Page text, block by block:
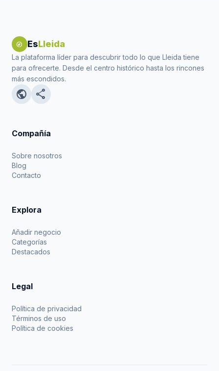
explore EsLleida
La plataforma líder para descubrir todo lo que Lleida tiene
para ofrecerte. Desde el centro histórico hasta los rincones
más escondidos.
public share
Compañía
Sobre nosotros
Blog
Contacto
Explora
Añadir negocio
Categorías
Destacados
Legal
Política de privacidad
Términos de uso
Política de cookies